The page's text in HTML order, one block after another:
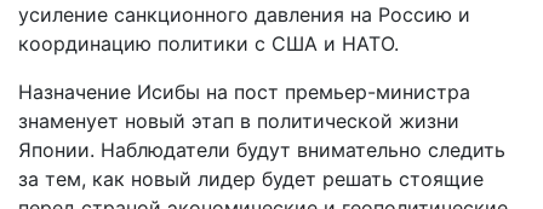
усиление санкционного давления на Россию и
координацию политики с США и НАТО.
Назначение Исибы на пост премьер-министра
знаменует новый этап в политической жизни
Японии. Наблюдатели будут внимательно следить
за тем, как новый лидер будет решать стоящие